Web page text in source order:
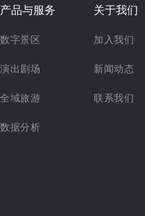
产品与服务
数字景区
演出剧场
全域旅游
数据分析
关于我们
加入我们
新闻动态
联系我们